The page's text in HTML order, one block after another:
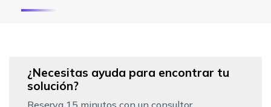
¿Necesitas ayuda para encontrar tu
solución?